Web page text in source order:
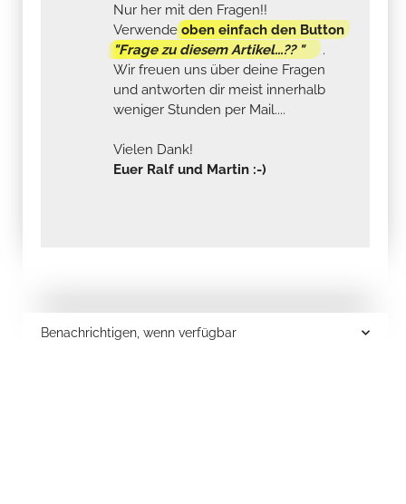
Nur her mit den Fragen!!
Verwendeoben einfach den Button
"Frage zu diesem Artikel...?? "
.
Wir freuen uns über deine Fragen
und antworten dir meist innerhalb
weniger Stunden per Mail....
Vielen Dank!
Euer Ralf und Martin :-)
Benachrichtigen, wenn verfügbar